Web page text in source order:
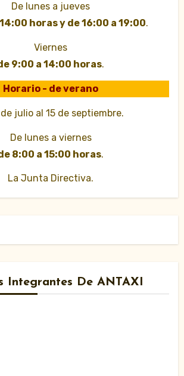
De lunes a jueves
horas y de 16:00 a 19:00.
Viernes
9:00 a 14:00 horas.
Horario - de verano
de julio al 15 de septiembre.
De lunes a viernes
8:00 a 15:00 horas.
La Junta Directiva.
Integrantes De ANTAXI